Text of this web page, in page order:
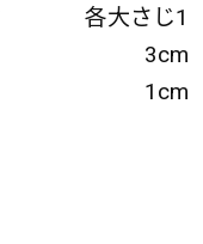
各大さじ1
3cm
1cm